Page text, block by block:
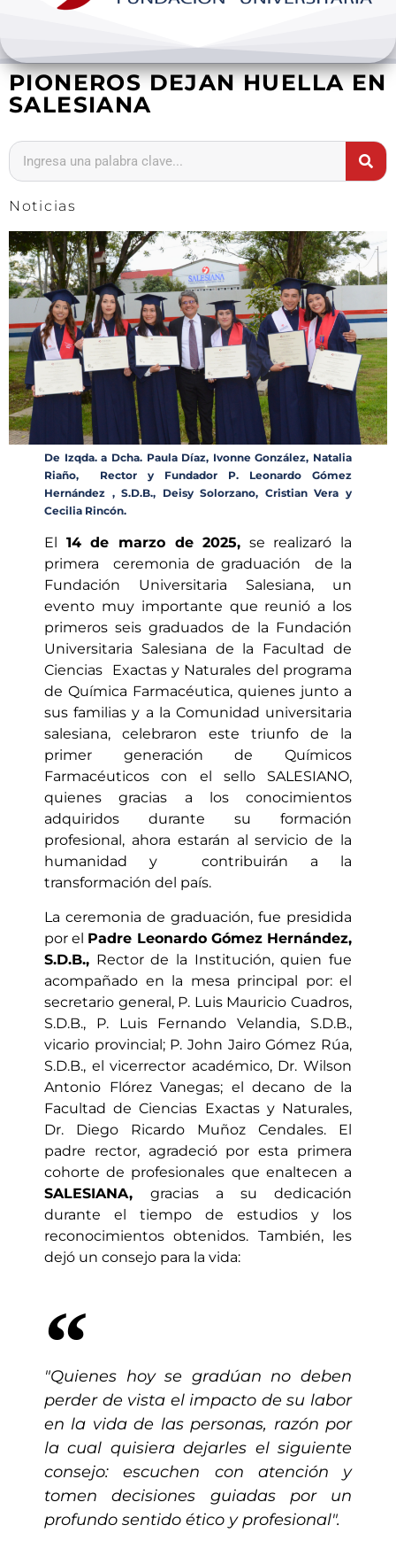
Internacionalización
Extension y desarrollo
PIONEROS DEJAN HUELLA EN
SALESIANA
Noticias
De Izqda. a Dcha. Paula Díaz, Ivonne González, Natalia
Riaño, Rector y Fundador P. Leonardo Gómez
Hernández , S.D.B., Deisy Solorzano, Cristian Vera y
Cecilia Rincón.
El 14 de marzo de 2025, se realizaró la
primera ceremonia de graduación de la
Fundación Universitaria Salesiana, un
evento muy importante que reunió a los
primeros seis graduados de la Fundación
Universitaria Salesiana de la Facultad de
Ciencias Exactas y Naturales del programa
de Química Farmacéutica, quienes junto a
sus familias y a la Comunidad universitaria
salesiana, celebraron este triunfo de la
primer generación de Químicos
Farmacéuticos con el sello SALESIANO,
quienes gracias a los conocimientos
adquiridos durante su formación
profesional, ahora estarán al servicio de la
humanidad y contribuirán a la
transformación del país.
La ceremonia de graduación, fue presidida
por el Padre Leonardo Gómez Hernández,
S.D.B., Rector de la Institución, quien fue
acompañado en la mesa principal por: el
secretario general, P. Luis Mauricio Cuadros,
S.D.B., P. Luis Fernando Velandia, S.D.B.,
vicario provincial; P. John Jairo Gómez Rúa,
S.D.B., el vicerrector académico, Dr. Wilson
Antonio Flórez Vanegas; el decano de la
Facultad de Ciencias Exactas y Naturales,
Dr. Diego Ricardo Muñoz Cendales. El
padre rector, agradeció por esta primera
cohorte de profesionales que enaltecen a
SALESIANA, gracias a su dedicación
durante el tiempo de estudios y los
reconocimientos obtenidos. También, les
dejó un consejo para la vida:
"Quienes hoy se gradúan no deben
perder de vista el impacto de su labor
en la vida de las personas, razón por
la cual quisiera dejarles el siguiente
consejo: escuchen con atención y
tomen decisiones guiadas por un
profundo sentido ético y profesional".